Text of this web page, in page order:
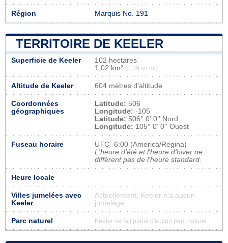
Région Marquis No. 191
TERRITOIRE DE KEELER
Superficie de Keeler
102 hectares
1,02 km² (0,39 sq mi)
Altitude de Keeler 604 mètres d'altitude
Coordonnées
géographiques
Latitude: 506
Longitude: -105
Latitude: 506° 0' 0'' Nord
Longitude: 105° 0' 0'' Ouest
Fuseau horaire UTC -6:00 (America/Regina)
L'heure d'été et l'heure d'hiver ne
diffèrent pas de l'heure standard.
Heure locale
Villes jumelées avec
Keeler
Actuellement, Keeler n'a aucun
jumelage
Parc naturel Keeler ne fait partie d'aucun parc naturel